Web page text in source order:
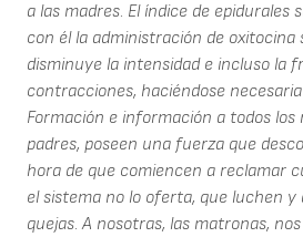
a las madres. El índice de epidurales
con él la administración de oxitocina
disminuye la intensidad e incluso la
contracciones, haciéndose
Formación e información a todos los
padres, poseen una fuerza que
hora de que comiencen a reclamar
el sistema no lo oferta, que luchen y
quejas. A nosotras, las matronas,